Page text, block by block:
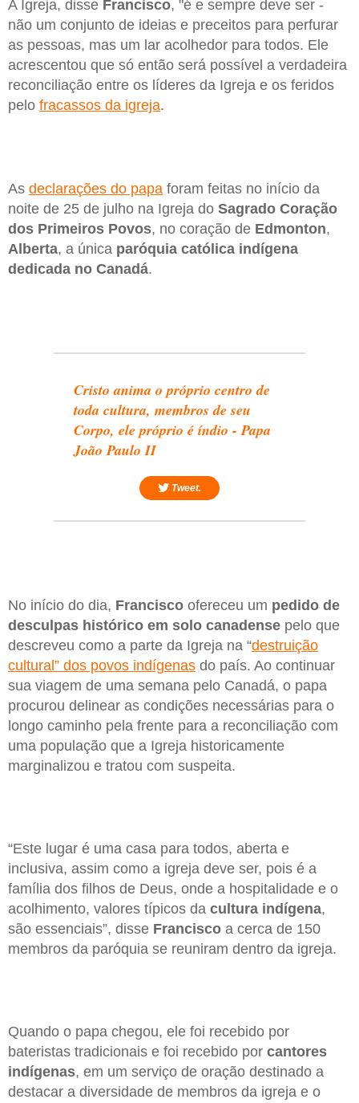
A Igreja, disse Francisco, "é e sempre deve ser -
não um conjunto de ideias e preceitos para perfurar
as pessoas, mas um lar acolhedor para todos. Ele
acrescentou que só então será possível a verdadeira
reconciliação entre os líderes da Igreja e os feridos
pelo fracassos da igreja.
As declarações do papa foram feitas no início da
noite de 25 de julho na Igreja do Sagrado Coração
dos Primeiros Povos, no coração de Edmonton,
Alberta, a única paróquia católica indígena
dedicada no Canadá.
Cristo anima o próprio centro de
toda cultura, membros de seu
Corpo, ele próprio é índio - Papa
João Paulo II
Tweet.
No início do dia, Francisco ofereceu um pedido de
desculpas histórico em solo canadense pelo que
descreveu como a parte da Igreja na “destruição
cultural” dos povos indígenas do país. Ao continuar
sua viagem de uma semana pelo Canadá, o papa
procurou delinear as condições necessárias para o
longo caminho pela frente para a reconciliação com
uma população que a Igreja historicamente
marginalizou e tratou com suspeita.
“Este lugar é uma casa para todos, aberta e
inclusiva, assim como a igreja deve ser, pois é a
família dos filhos de Deus, onde a hospitalidade e o
acolhimento, valores típicos da cultura indígena,
são essenciais”, disse Francisco a cerca de 150
membros da paróquia se reuniram dentro da igreja.
Quando o papa chegou, ele foi recebido por
bateristas tradicionais e foi recebido por cantores
indígenas, em um serviço de oração destinado a
destacar a diversidade de membros da igreja e o